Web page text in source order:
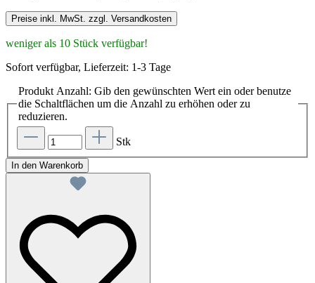
Preise inkl. MwSt. zzgl. Versandkosten
weniger als 10 Stück verfügbar!
Sofort verfügbar, Lieferzeit: 1-3 Tage
Produkt Anzahl: Gib den gewünschten Wert ein oder benutze
die Schaltflächen um die Anzahl zu erhöhen oder zu
reduzieren.
Stk
In den Warenkorb